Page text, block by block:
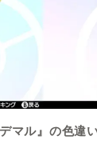
マル』の色違